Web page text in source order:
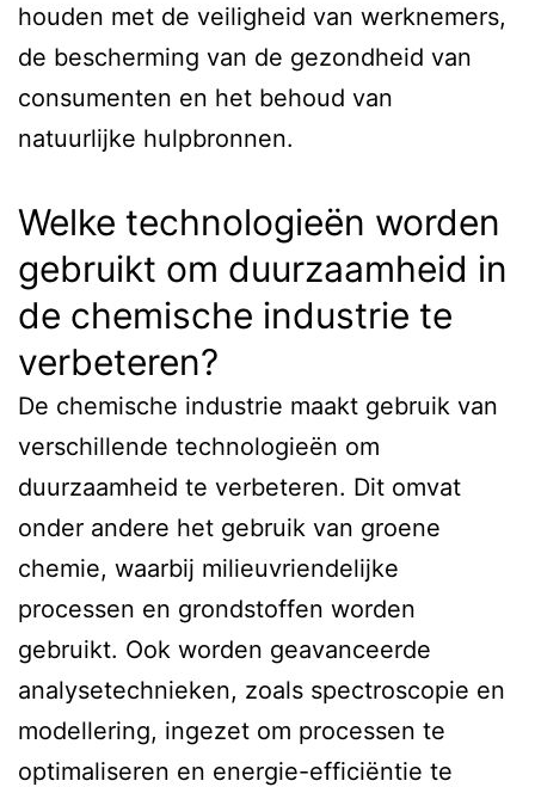
houden met de veiligheid van werknemers,
de bescherming van de gezondheid van
consumenten en het behoud van
natuurlijke hulpbronnen.
Welke technologieën worden
gebruikt om duurzaamheid in
de chemische industrie te
verbeteren?
De chemische industrie maakt gebruik van
verschillende technologieën om
duurzaamheid te verbeteren. Dit omvat
onder andere het gebruik van groene
chemie, waarbij milieuvriendelijke
processen en grondstoffen worden
gebruikt. Ook worden geavanceerde
analysetechnieken, zoals spectroscopie en
modellering, ingezet om processen te
optimaliseren en energie-efficiëntie te